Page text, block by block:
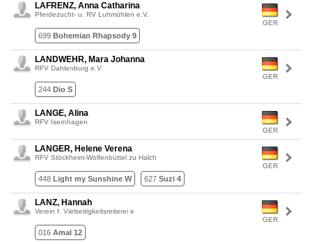
GER
LAFRENZ, Anna Catharina
Pferdezucht- u. RV Luhmühlen e.V.
699 Bohemian Rhapsody 9
GER
LANDWEHR, Mara Johanna
RFV Dahlenburg e.V.
244 Dio S
GER
LANGE, Alina
RFV Isernhagen
GER
LANGER, Helene Verena
RFV Stöckheim-Wolfenbüttel zu Halch
448 Light my Sunshine W 627 Suzi 4
GER
LANZ, Hannah
Verein f. Vielseitigkeitsreiterei e
016 Amal 12